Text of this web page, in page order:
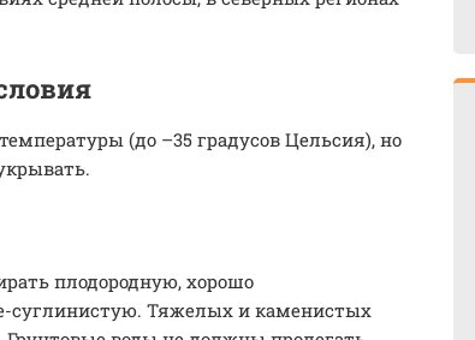
(до –35 градусов Цельсия), но
плодородную, хорошо
суглинистую. Тяжелых и каменистых